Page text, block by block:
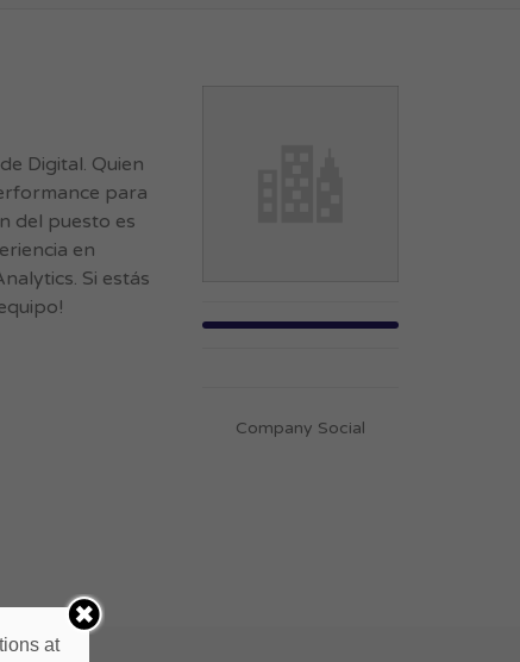
Digital. Quien
para
del puesto es
en
Si estás
Company Social
at